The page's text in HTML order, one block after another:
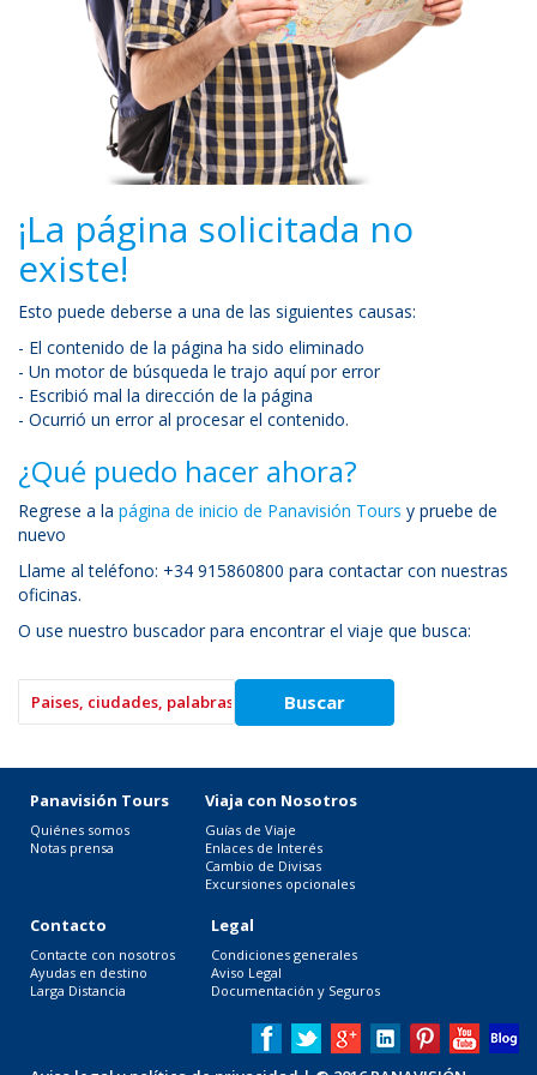
¡La página solicitada no
existe!
Esto puede deberse a una de las siguientes causas:
- El contenido de la página ha sido eliminado
- Un motor de búsqueda le trajo aquí por error
- Escribió mal la dirección de la página
- Ocurrió un error al procesar el contenido.
¿Qué puedo hacer ahora?
Regrese a la página de inicio de Panavisión Tours y pruebe de
nuevo
Llame al teléfono: +34 915860800 para contactar con nuestras
oficinas.
O use nuestro buscador para encontrar el viaje que busca:
Panavisión Tours
Quiénes somos
Notas prensa
Viaja con Nosotros
Guías de Viaje
Enlaces de Interés
Cambio de Divisas
Excursiones opcionales
Contacto
Contacte con nosotros
Ayudas en destino
Larga Distancia
Legal
Condiciones generales
Aviso Legal
Documentación y Seguros